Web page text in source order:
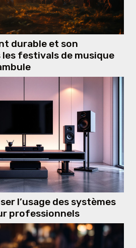
durable et son
festivals de musique
l’usage des systèmes
professionnels